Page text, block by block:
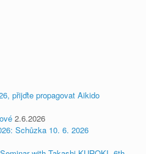
přijďte propagovat Aikido
2.6.2026
Schůzka 10. 6. 2026